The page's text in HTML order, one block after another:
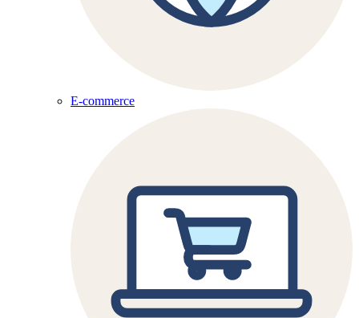
E-commerce